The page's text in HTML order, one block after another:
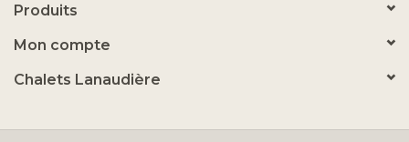
Produits
Mon compte
Chalets Lanaudière